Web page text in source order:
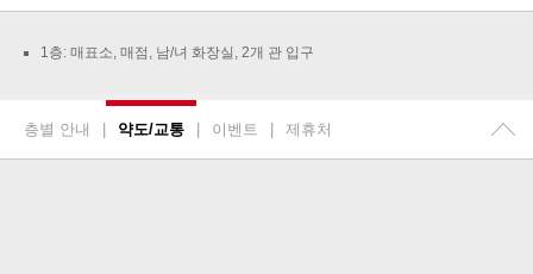
1층: 매표소, 매점, 남/녀 화장실, 2개 관 입구
층별 안내 약도/교통 이벤트 제휴처